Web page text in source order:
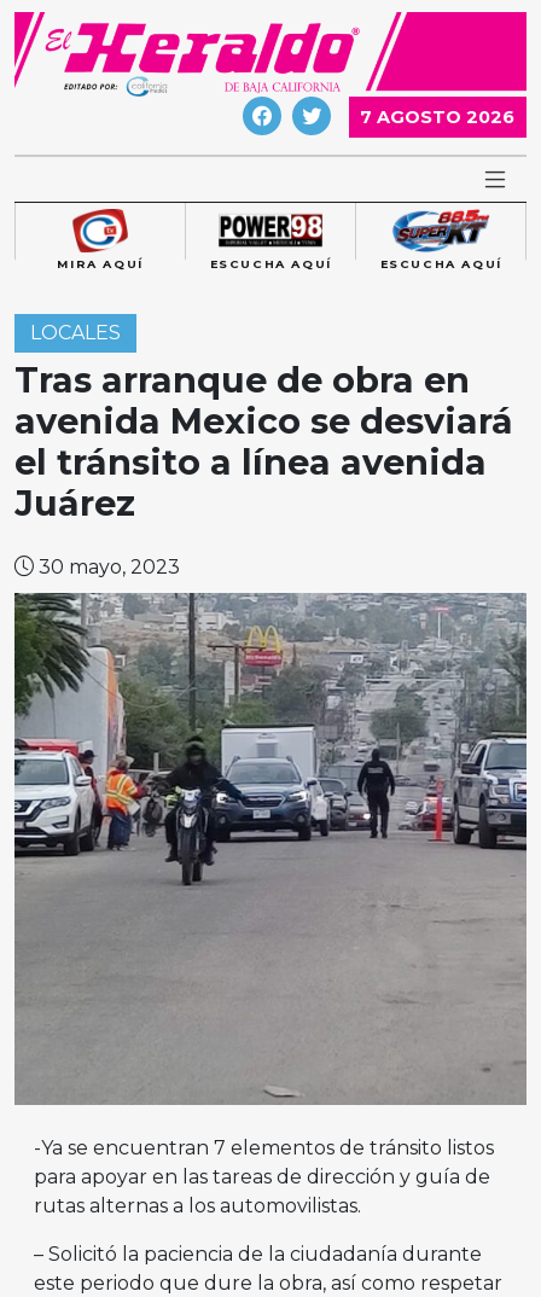
Skip
content
7 AGOSTO 2026
MIRA AQUÍ ESCUCHA AQUÍ ESCUCHA AQUÍ
LOCALES
Tras arranque de obra en
avenida Mexico se desviará
el tránsito a línea avenida
Juárez
30 mayo, 2023
-Ya se encuentran 7 elementos de tránsito listos
para apoyar en las tareas de dirección y guía de
rutas alternas a los automovilistas.
– Solicitó la paciencia de la ciudadanía durante
este periodo que dure la obra, así como respetar